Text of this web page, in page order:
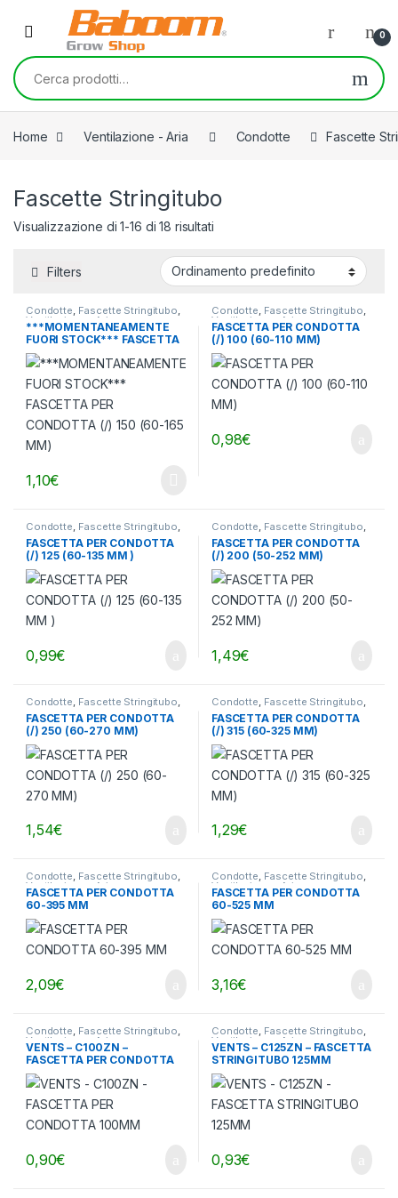
Skip to navigation
Skip to content
0
Cerca:
Home Ventilazione - Aria Condotte Fascette
Fascette Stringitubo
Visualizzazione di 1-16 di 18 risultati
Filters
Condotte, Fascette Stringitubo,
Ventilazione - Aria
***MOMENTANEAMENTE
FUORI STOCK*** FASCETTA
PER CONDOTTA (/) 150 (60-
165 MM)
1,10€
Condotte, Fascette Stringitubo,
Ventilazione - Aria
FASCETTA PER CONDOTTA
(/) 100 (60-110 MM)
0,98€
Condotte, Fascette Stringitubo,
Ventilazione - Aria
FASCETTA PER CONDOTTA
(/) 125 (60-135 MM )
0,99€
Condotte, Fascette Stringitubo,
Ventilazione - Aria
FASCETTA PER CONDOTTA
(/) 200 (50-252 MM)
1,49€
Condotte Fascette Stringitubo
Ventilazione - Aria
FASCETTA PER CONDOTTA
(/) 250 (60-270 MM)
1,54€
Condotte Fascette Stringitubo
Ventilazione - Aria
FASCETTA PER CONDOTTA
(/) 315 (60-325 MM)
1,29€
Condotte, Fascette Stringitubo,
Ventilazione - Aria
FASCETTA PER CONDOTTA
60-395 MM
2,09€
Condotte, Fascette Stringitubo,
Ventilazione - Aria
FASCETTA PER CONDOTTA
60-525 MM
3,16€
Condotte, Fascette Stringitubo,
Ventilazione - Aria
VENTS – C100ZN –
FASCETTA PER CONDOTTA
100MM
0,90€
Condotte, Fascette Stringitubo,
Ventilazione - Aria
VENTS – C125ZN – FASCETTA
STRINGITUBO 125MM
0,93€